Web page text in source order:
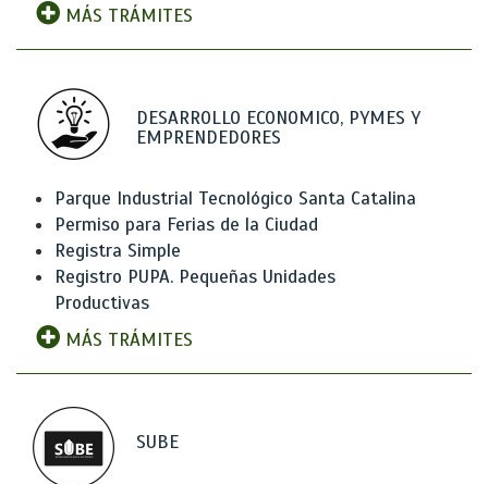
MÁS TRÁMITES
DESARROLLO ECONOMICO, PYMES Y
EMPRENDEDORES
Parque Industrial Tecnológico Santa Catalina
Permiso para Ferias de la Ciudad
Registra Simple
Registro PUPA. Pequeñas Unidades
Productivas
MÁS TRÁMITES
SUBE